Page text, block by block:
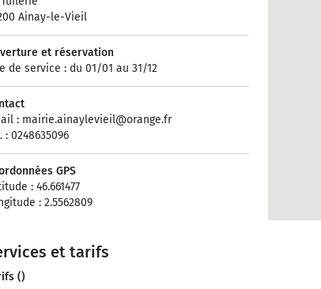
Ainay-le-Vieil
et réservation
de service : du 01/01 au 31/12
: mairie.ainaylevieil@orange.fr
: 0248635096
GPS
: 46.661477
: 2.5562809
et tarifs
()